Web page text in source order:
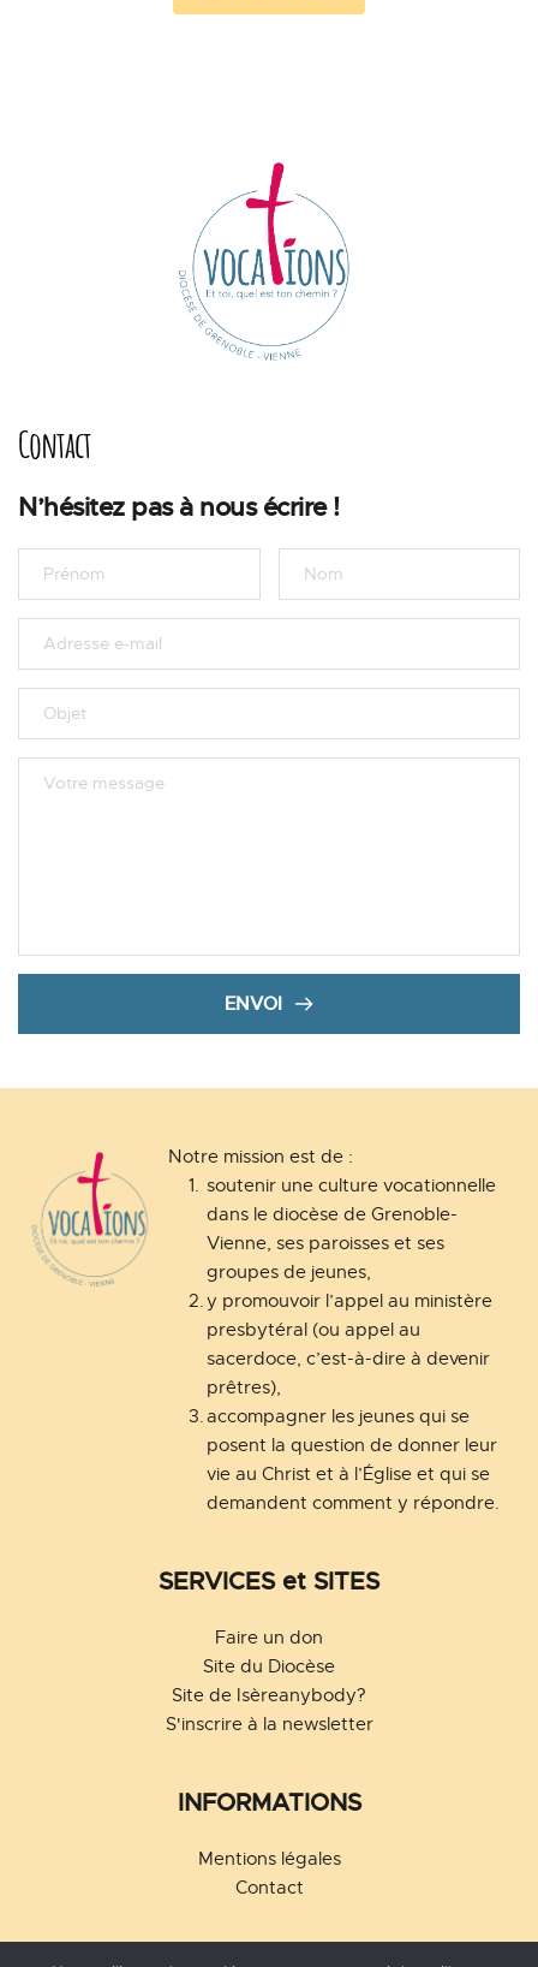
Contact
N’hésitez pas à nous écrire !
ENVOI
Notre mission est de :
soutenir une culture vocationnelle
dans le diocèse de Grenoble-
Vienne, ses paroisses et ses
groupes de jeunes,
y promouvoir l’appel au ministère
presbytéral (ou appel au
sacerdoce, c’est-à-dire à devenir
prêtres),
accompagner les jeunes qui se
posent la question de donner leur
vie au Christ et à l’Église et qui se
demandent comment y répondre.
SERVICES et SITES
Faire un don
Site du Diocèse
Site de Isèreanybody?
S'inscrire à la newsletter
INFORMATIONS
Mentions légales
Contact